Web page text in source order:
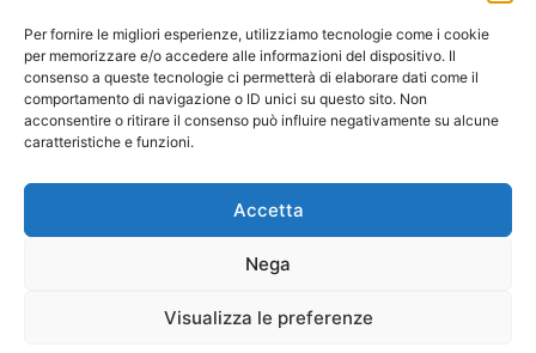
Per fornire le migliori esperienze, utilizziamo tecnologie come i cookie
per memorizzare e/o accedere alle informazioni del dispositivo. Il
consenso a queste tecnologie ci permetterà di elaborare dati come il
comportamento di navigazione o ID unici su questo sito. Non
acconsentire o ritirare il consenso può influire negativamente su alcune
caratteristiche e funzioni.
Accetta
Nega
Visualizza le preferenze